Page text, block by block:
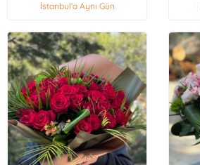
İstanbul'a Aynı Gün